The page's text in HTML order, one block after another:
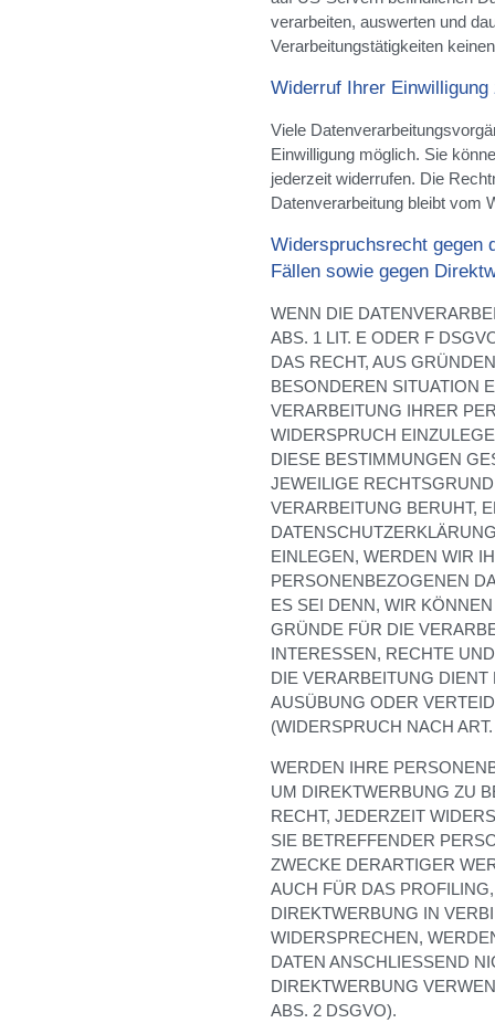
verarbeiten, auswerten und
Verarbeitungstätigkeiten
Widerruf Ihrer
Viele
Einwilligung möglich. Sie
jederzeit widerrufen. Die
Datenverarbeitung bleibt vom
Widerspruchsrecht gegen
Fällen sowie gegen
WENN DIE
ABS. 1 LIT. E ODER F
DAS RECHT, AUS
BESONDEREN SITUATION
VERARBEITUNG IHRER
WIDERSPRUCH
DIESE BESTIMMUNGEN
JEWEILIGE
VERARBEITUNG BERUHT,
EINLEGEN, WERDEN WIR
PERSONENBEZOGENEN
ES SEI DENN, WIR
GRÜNDE FÜR DIE
INTERESSEN, RECHTE
DIE VERARBEITUNG
AUSÜBUNG ODER
(WIDERSPRUCH NACH
WERDEN IHRE
UM DIREKTWERBUNG ZU
RECHT, JEDERZEIT
SIE BETREFFENDER
ZWECKE DERARTIGER
AUCH FÜR DAS
DIREKTWERBUNG IN
WIDERSPRECHEN,
DATEN ANSCHLIESSEND
DIREKTWERBUNG
ABS. 2 DSGVO).